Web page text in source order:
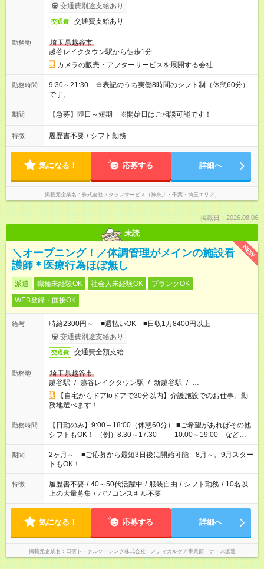
交通費別途支給あり
交通費 交通費支給あり
勤務地
埼玉県越谷市
越谷レイクタウン駅から徒歩1分
カメラの販売・アフターサービスを展開する会社
勤務時間
9:30～21:30 ※表記のうち実働8時間のシフト制（休憩60分）
です。
期間 【急募】即日～短期 ※開始日はご相談可能です！
特徴 履歴書不要 / シフト勤務
気になる！ 応募する 詳細へ
掲載元企業名 株式会社スタッフサービス（神奈川・千葉・埼玉エリア）
掲載日：2026.08.06
未読
NEW
＼オープニング！／体調管理がメインの施設看
護師＊医療行為ほぼ無し
派遣 職種未経験OK 社会人未経験OK
ブランクOK
WEB登録・面接OK
給与
時給2300円～ ■週払いOK ■日収1万8400円以上
交通費別途支給あり
交通費 交通費全額支給
勤務地
埼玉県越谷市
越谷駅 / 越谷レイクタウン駅 / 新越谷駅 / …
【自宅からドアtoドアで30分以内】介護施設でのお仕事。勤
務地選べます！
勤務時間
【日勤のみ】9:00～18:00（休憩60分） ■ご希望があればその他
シフトもOK！ （例）8:30～17:30 10:00～19:00 など
「家族とお休みを合わせたい」 「できれば残業はしたくない」
など、あなたのご希望に沿ったお仕事をご紹介します！ ※Wワ
ーク希望の方へ 今ご覧のお仕事で希望する勤務時間と、もう1つ
のお仕事の勤務時間。 合計で週40時間を超える場合は応募でき
ません
期間
2ヶ月～ ■ご応募から最短3日後に開始可能 8月～、9月スター
トもOK！
特徴 履歴書不要 / 40～50代活躍中 / 服装自由 / シフト勤務 / 10名以
上の大量募集 / パソコンスキル不要
気になる！ 応募する 詳細へ
掲載元企業名 日研トータルソーシング株式会社 メディカルケア事業部 ナース派遣